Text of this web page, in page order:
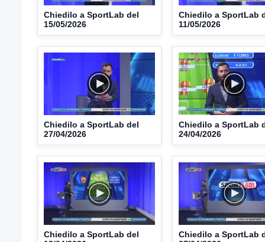
Chiedilo a SportLab del
15/05/2026
Chiedilo a SportLab
11/05/2026
Chiedilo a SportLab del
27/04/2026
Chiedilo a SportLab
24/04/2026
Chiedilo a SportLab del
Chiedilo a SportLab